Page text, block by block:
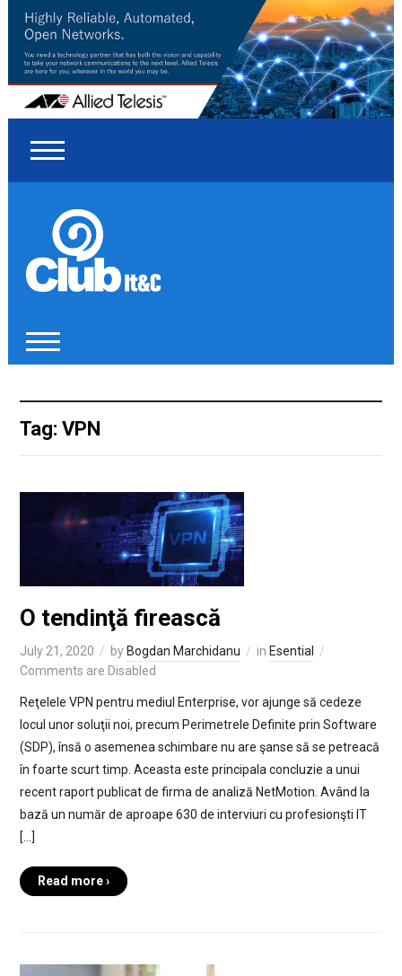
Tag: VPN
O tendinţă firească
July 21, 2020 by Bogdan Marchidanu in Esential
Comments are Disabled
Reţelele VPN pentru mediul Enterprise, vor ajunge să cedeze
locul unor soluţii noi, precum Perimetrele Definite prin Software
(SDP), însă o asemenea schimbare nu are şanse să se petreacă
în foarte scurt timp. Aceasta este principala concluzie a unui
recent raport publicat de firma de analiză NetMotion. Având la
bază un număr de aproape 630 de interviuri cu profesionşti IT
[…]
Read more ›